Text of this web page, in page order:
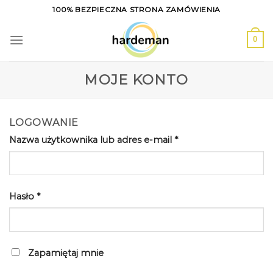
content
100% BEZPIECZNA STRONA ZAMÓWIENIA
0
MOJE KONTO
LOGOWANIE
Nazwa użytkownika lub adres e-mail *
Hasło *
Zapamiętaj mnie